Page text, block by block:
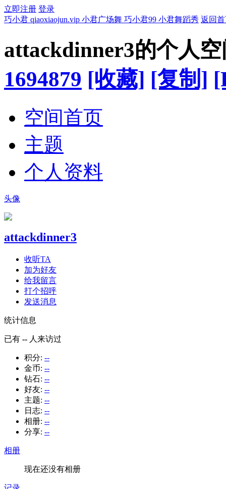
立即注册 登录
巧小君 qiaoxiaojun.vip 小君广场舞 巧小君99 小君舞蹈秀 返回
attackdinner3的个人
1694879 [收藏] [复制]
空间首页
主题
个人资料
头像
attackdinner3
收听TA
加为好友
给我留言
打个招呼
发送消息
统计信息
已有 -- 人来访过
积分: --
金币: --
钻石: --
好友: --
主题: --
日志: --
相册: --
分享: --
相册
现在还没有相册